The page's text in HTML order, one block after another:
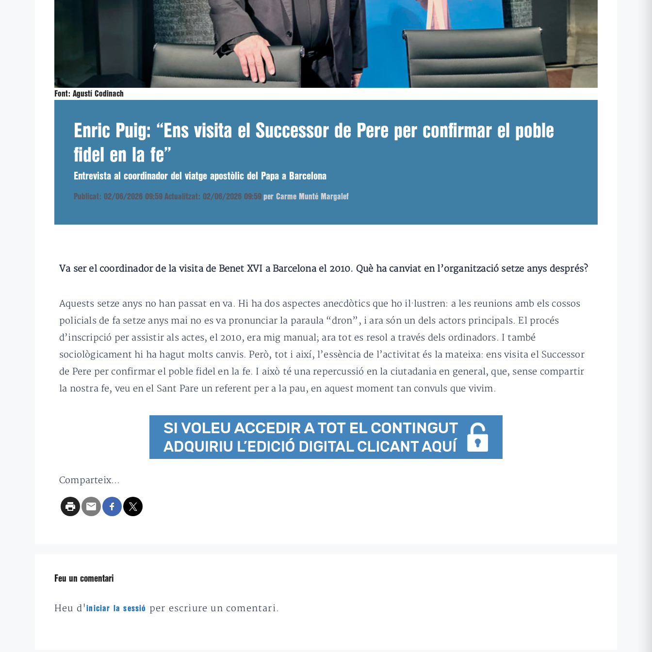
Font: Agustí Codinach
Enric Puig: “Ens visita el Successor de Pere per confirmar el poble
fidel en la fe”
Entrevista al coordinador del viatge apostòlic del Papa a Barcelona
Publicat: 02/06/2026 09:59 Actualitzat: 02/06/2026 09:59 per Carme Munté Margalef
Va ser el coordinador de la visita de Benet XVI a Barcelona el 2010. Què ha canviat en l’organització setze anys després?
Aquests setze anys no han passat en va. Hi ha dos aspectes anecdòtics que ho il·lustren: a les reunions amb els cossos
policials de fa setze anys mai no es va pronunciar la paraula “dron”, i ara són un dels actors principals. El procés
d’inscripció per assistir als actes, el 2010, era mig manual; ara tot es resol a través dels ordinadors. I també
sociològicament hi ha hagut molts canvis. Però, tot i així, l’essència de l’activitat és la mateixa: ens visita el Successor
de Pere per confirmar el poble fidel en la fe. I això té una repercussió en la ciutadania en general, que, sense compartir
la nostra fe, veu en el Sant Pare un referent per a la pau, en aquest moment tan convuls que vivim.
Comparteix...
Feu un comentari
Heu d'iniciar la sessió per escriure un comentari.